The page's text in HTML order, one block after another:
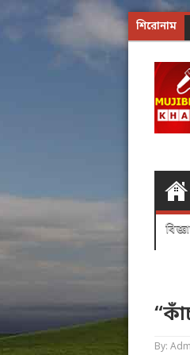
শিরোনাম
By: